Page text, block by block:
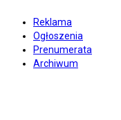
Reklama
Ogłoszenia
Prenumerata
Archiwum